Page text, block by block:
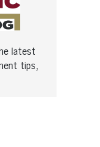
latest
tips,